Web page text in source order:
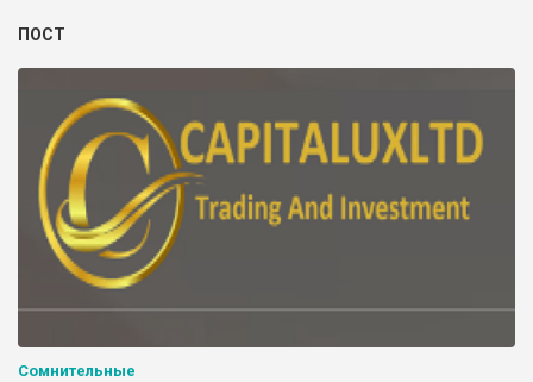
ПОСТ
Сомнительные